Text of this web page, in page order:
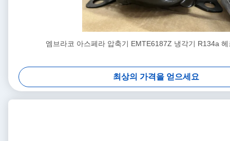
엠브라코 아스페라 압축기 EMTE6187Z 냉각기 R134a
최상의 가격을 얻으세요